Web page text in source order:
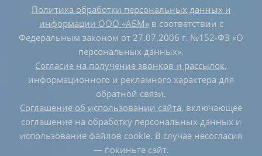
Политика обработки персональных данных и
информации ООО «АБМ»в соответствии с
Федеральным законом от 27.07.2006 г. №152-ФЗ «О
персональных данных».
Согласие на получение звонков и рассылок,
информационного и рекламного характера для
обратной связи.
Соглашение об использовании сайта, включающее
соглашение на обработку персональных данных и
использование файлов cookie. В случае несогласия
— покиньте сайт.